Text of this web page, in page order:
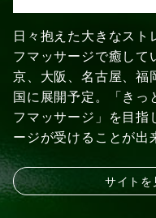
日々抱えた大きなスト
フマッサージで癒して
京、大阪、名古屋、福
国に展開予定。「きっ
フマッサージ」を目指
ージが受けることが出
サイトを